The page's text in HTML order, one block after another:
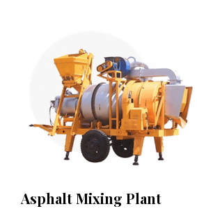
Asphalt Mixing Plant